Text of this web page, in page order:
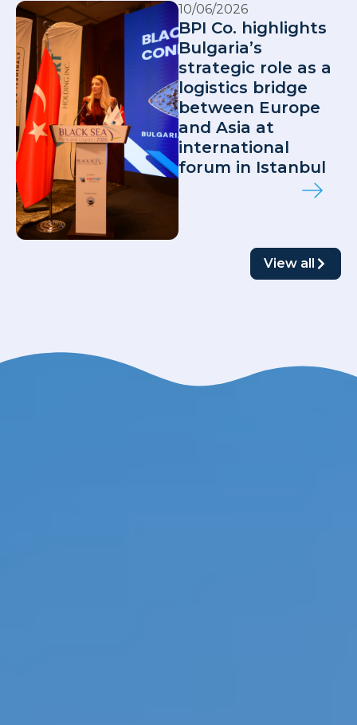
10/06/2026
BPI Co. highlights
Bulgaria’s
strategic role as a
logistics bridge
between Europe
and Asia at
international
forum in Istanbul
View all